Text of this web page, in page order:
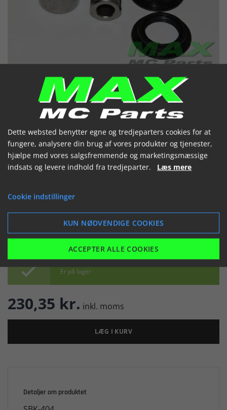
Støddæmper leje kit KAW ZX9R
NINJA 98-99
 Er på lager
230,35 kr. inkl. moms
LÆG I KURV
Detaljer om produktet
Dette websted benytter egne og tredjeparters cookies for at
fungere, analysere din brug af vores produkter og tjenester,
hjælpe med vores salgsfremmende og marketingsmæssige
indsats og levere indhold fra tredjeparter. Læs mere
Cookie indstillinger
KUN NØDVENDIGE COOKIES
ACCEPTER ALLE COOKIES